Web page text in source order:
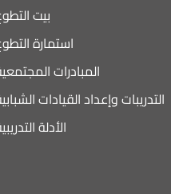
بيت
استمارة
المبادرات
التدريبات وإعداد القيادات
الأدلة